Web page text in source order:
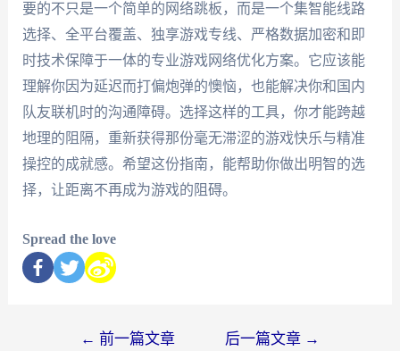
要的不只是一个简单的网络跳板，而是一个集智能线路
选择、全平台覆盖、独享游戏专线、严格数据加密和即
时技术保障于一体的专业游戏网络优化方案。它应该能
理解你因为延迟而打偏炮弹的懊恼，也能解决你和国内
队友联机时的沟通障碍。选择这样的工具，你才能跨越
地理的阻隔，重新获得那份毫无滞涩的游戏快乐与精准
操控的成就感。希望这份指南，能帮助你做出明智的选
择，让距离不再成为游戏的阻碍。
Spread the love
← 前一篇文章 后一篇文章 →